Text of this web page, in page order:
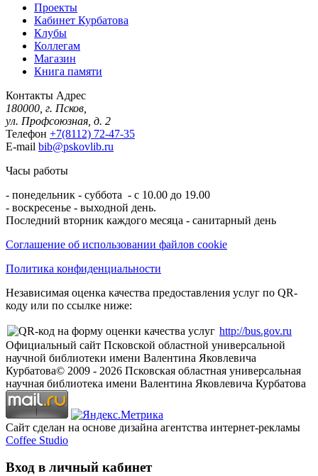
Проекты
Кабинет Курбатова
Клубы
Коллегам
Магазин
Книга памяти
Контакты Адрес
180000, г. Псков,
ул. Профсоюзная, д. 2
Телефон +7(8112) 72-47-35
E-mail bib@pskovlib.ru
Часы работы
- понедельник - суббота - с 10.00 до 19.00
- воскресенье - выходной день.
Последний вторник каждого месяца - санитарный день
Соглашение об использовании файлов cookie
Политика конфиденциальности
Независимая оценка качества предоставления услуг по QR-
коду или по ссылке ниже:
http://bus.gov.ru
Официальный сайт Псковской областной универсальной
научной библиотеки имени Валентина Яковлевича
Курбатова© 2009 - 2026 Псковская областная универсальная
научная библиотека имени Валентина Яковлевича Курбатова
Сайт сделан на основе дизайна агентства интернет-рекламы
Coffee Studio
Вход в личный кабинет